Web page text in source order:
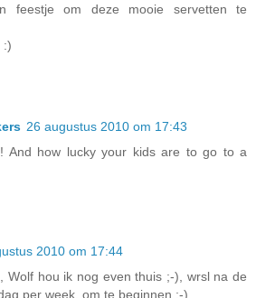
feestje om deze mooie servetten te
:)
26 augustus 2010 om 17:43
And how lucky your kids are to go to a
2010 om 17:44
Wolf hou ik nog even thuis ;-), wrsl na de
per week, om te beginnen ;-)